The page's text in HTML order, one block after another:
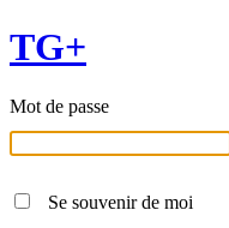
TG+
Mot de passe
Se souvenir de moi